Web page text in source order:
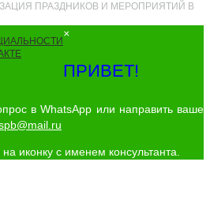
ПРАЗДНИКОВ И МЕРОПРИЯТИЙ В
×
ПРИВЕТ!
в WhatsApp или направить ваше
иконку с именем консультанта.